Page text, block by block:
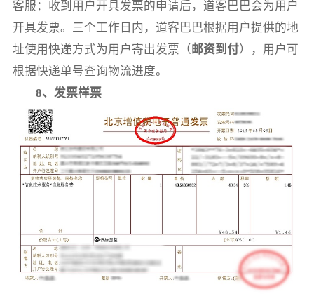
客服：收到用户开具发票的申请后，道客巴巴会为用户
开具发票。三个工作日内，道客巴巴根据用户提供的地
址使用快递方式为用户寄出发票（邮资到付），用户可
根据快递单号查询物流进度。
8、发票样票